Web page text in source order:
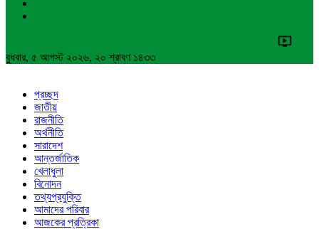
বুধবার, ৫ আগস্ট ২০২৬, ২০ শ্রাবণ ১৪৩৩
প্রচ্ছদ
জাতীয়
রাজনীতি
অর্থনীতি
সারাদেশ
আন্তর্জাতিক
খেলাধুলা
বিনোদন
তথ্যপ্রযুক্তি
আমাদের পরিবার
আজকের প্রত্রিকা